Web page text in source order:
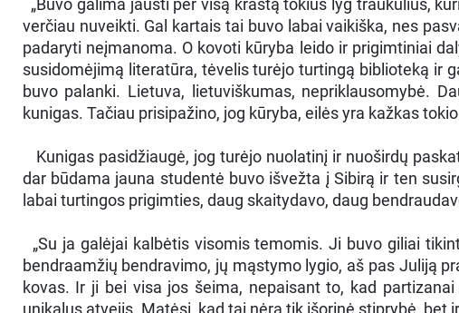
„Buvo galima jausti per visą kraštą tokius lyg traukulius,
verčiau nuveikti. Gal kartais tai buvo labai vaikiška, nes
padaryti neįmanoma. O kovoti kūryba leido ir prigimtiniai
susidomėjimą literatūra, tėvelis turėjo turtingą biblioteką ir
buvo palanki. Lietuva, lietuviškumas, nepriklausomybė.
kunigas. Tačiau prisipažino, jog kūryba, eilės yra kažkas
Kunigas pasidžiaugė, jog turėjo nuolatinį ir nuoširdų
dar būdama jauna studentė buvo išvežta į Sibirą ir ten
labai turtingos prigimties, daug skaitydavo, daug
„Su ja galėjai kalbėtis visomis temomis. Ji buvo giliai
bendraamžių bendravimo, jų mąstymo lygio, aš pas Juliją
kovas. Ir ji bei visa jos šeima, nepaisant to, kad
unikalus atvejis. Matėsi, kad tai nėra tik išorinė stiprybė, bet